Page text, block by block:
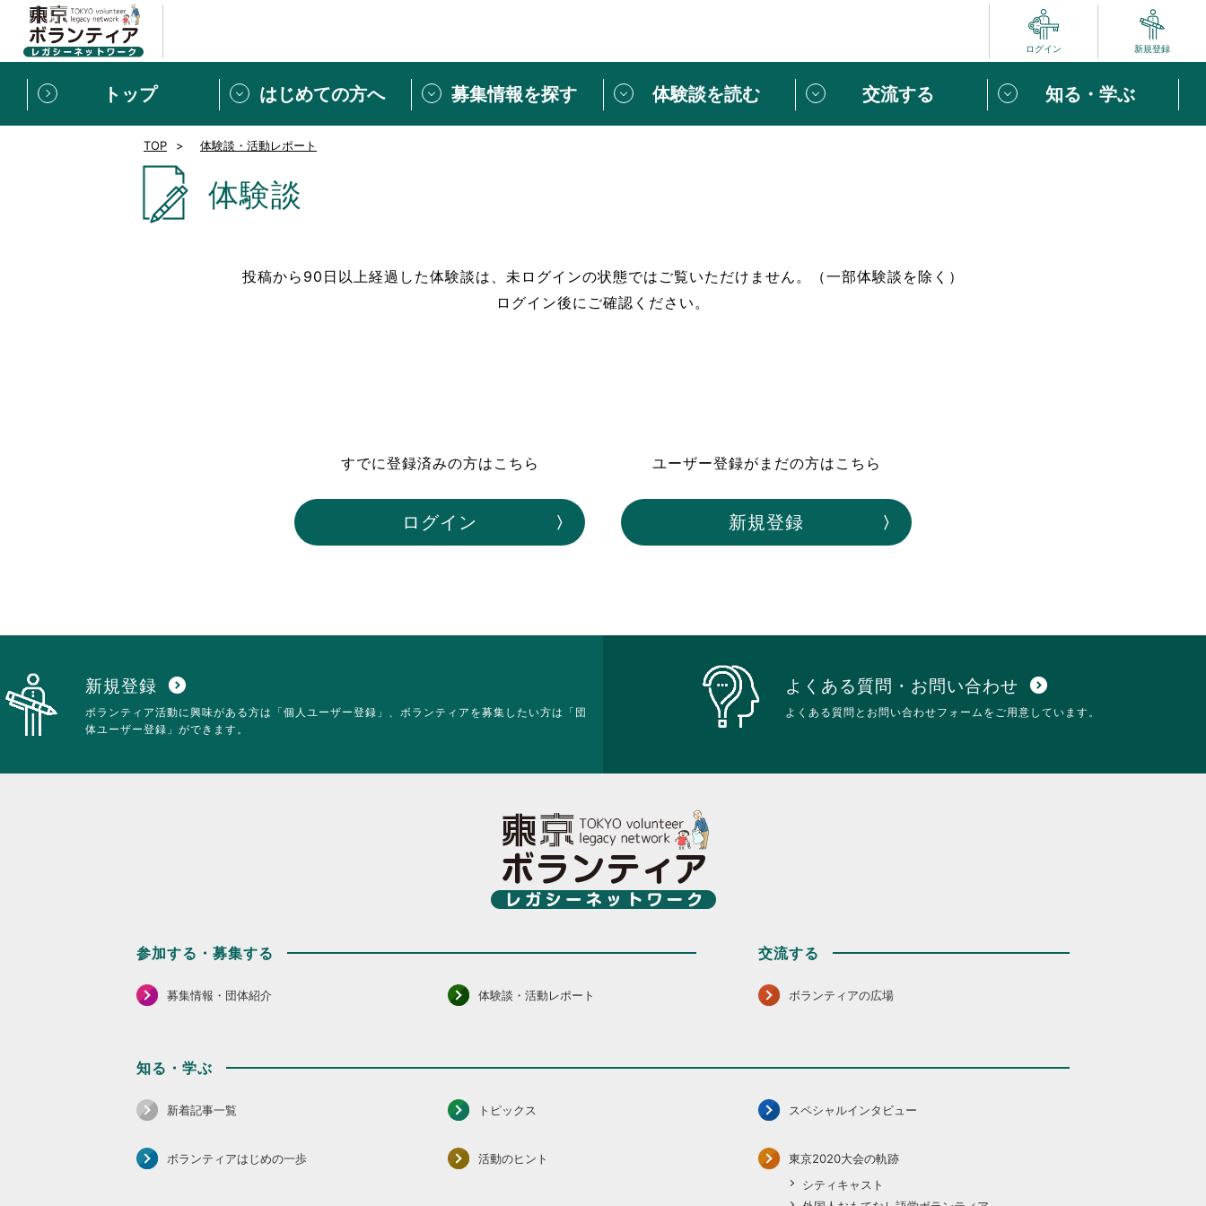
ログイン 新規登録
トップ はじめての方へ
新規登録
東京ボランティアレガシーネットワークとは ボランティアはじめての方へ
VLNポイントとは 中高生が参加できるボランティア
募集情報を探す
募集情報
体験談を読む
[個人] 体験談
交流する
ボランティアの広場
知る・学ぶ
新着記事一覧
スペシャルインタビュー
ボランティアはじめの一歩
おもてなし語学ボランティア
TOP 体験談・活動レポート
体験談
投稿から90日以上経過した体験談は、未ログインの状態ではご覧いただけません。（一部体験談を除く）
ログイン後にご確認ください。
すでに登録済みの方はこちら
ログイン
ユーザー登録がまだの方はこちら
新規登録
新規登録 expand_circle_down
ボランティア活動に興味がある方は「個人ユーザー登録」、ボランティアを募集したい方は「団
体ユーザー登録」ができます。
よくある質問・お問い合わせ expand_circle_down
よくある質問とお問い合わせフォームをご用意しています。
参加する・募集する
募集情報・団体紹介 体験談・活動レポート
交流する
ボランティアの広場
知る・学ぶ
新着記事一覧 トピックス スペシャルインタビュー
ボランティアはじめの一歩 活動のヒント
東京2020大会の軌跡
シティキャスト